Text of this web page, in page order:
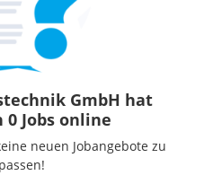
GmbH hat
Jobs online
neuen Jobangebote zu